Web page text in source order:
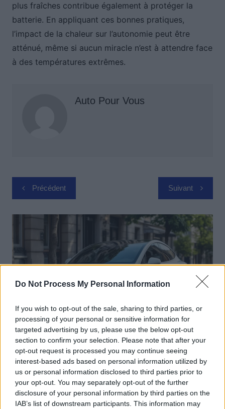
Do Not Process My Personal Information
If you wish to opt-out of the sale, sharing to third parties, or
processing of your personal or sensitive information for
targeted advertising by us, please use the below opt-out
section to confirm your selection. Please note that after your
opt-out request is processed you may continue seeing
interest-based ads based on personal information utilized by
us or personal information disclosed to third parties prior to
your opt-out. You may separately opt-out of the further
disclosure of your personal information by third parties on the
IAB’s list of downstream participants. This information may
plus fraîches contribue également à protéger la
batterie. En appliquant ces bonnes pratiques,
l’impact de la chaleur sur l’autonomie peut être
atténué, même si aucun miracle n’est à attendre face
à des températures extrêmes.
Auto Pour Vous
Navigation
de
l’article
Précédent Suivant
Actus Info
Elon Musk nuirait gravement à Tesla
selon une étude européenne
Auto Pour Vous 5 août 2026 0